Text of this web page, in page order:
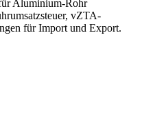
Aluminium-Rohr
vZTA-
für Import und Export.